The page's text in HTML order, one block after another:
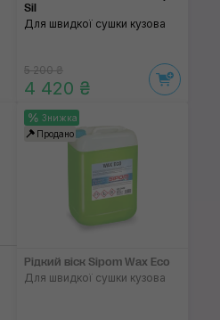
Sil
Для швидкої сушки кузова
5 200 ₴
4 420 ₴
Знижка
Продано
Рідкий віск Sipom Wax Eco
Для швидкої сушки кузова